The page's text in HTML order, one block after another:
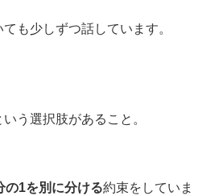
も少しずつ話しています。
う選択肢があること。
の1を別に分ける約束をしていま